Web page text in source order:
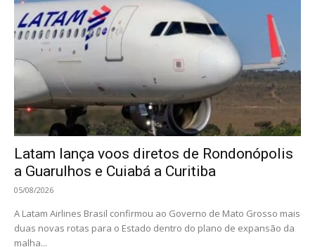
Latam lança voos diretos de Rondonópolis
a Guarulhos e Cuiabá a Curitiba
05/08/2026
A Latam Airlines Brasil confirmou ao Governo de Mato Grosso mais
duas novas rotas para o Estado dentro do plano de expansão da
malha...